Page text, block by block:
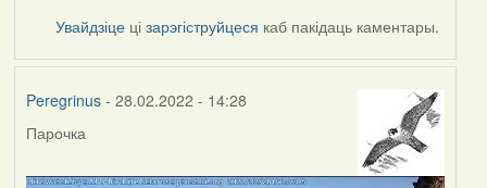
Увайдзіце цізарэгіструйцеся каб пакідаць каментары.
Peregrinus- 28.02.2022 - 14:28
Парочка